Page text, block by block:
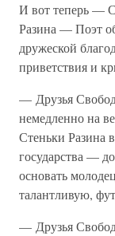
И вот теперь —
Разина — Поэт
дружеской
приветствия и
— Друзья
немедленно на
Стеньки Разина
государства —
основать
талантливую,
— Друзья